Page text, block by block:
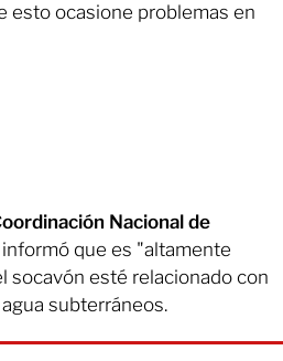
esto ocasione problemas en
Nacional de
informó que es "altamente
socavón esté relacionado con
subterráneos.